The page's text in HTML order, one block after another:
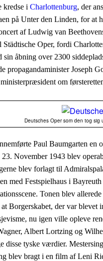
kredse i Charlottenburg, der
på Unter den Linden, for at
af Ludwig van
Städtische Oper, fordi
sin åbning over 2300
propagandaminister Joseph
om
Deutsches Oper som den tog sig
Paul Baumgarten en
23. November 1943 blev
blev forlagt til
med Festspielhaus i
Tonen blev
Borgerskabet, der var blevet
nu igen ville opleve
Albert Lortzing og
disse tyske værdier.
blev bragt i en film af Leni